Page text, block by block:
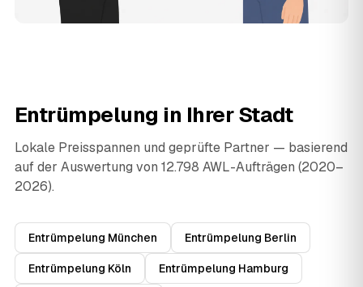
Entrümpelung in Ihrer Stadt
Lokale Preisspannen und geprüfte Partner — basierend
auf der Auswertung von 12.798 AWL-Aufträgen (2020–
2026).
Entrümpelung München Entrümpelung Berlin
Entrümpelung Köln Entrümpelung Hamburg